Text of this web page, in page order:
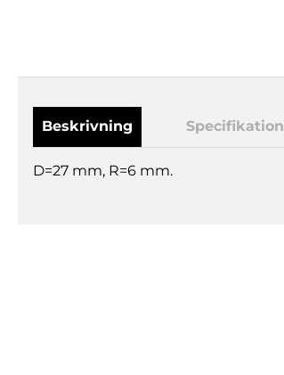
Beskrivning Specifikation
D=27 mm, R=6 mm.